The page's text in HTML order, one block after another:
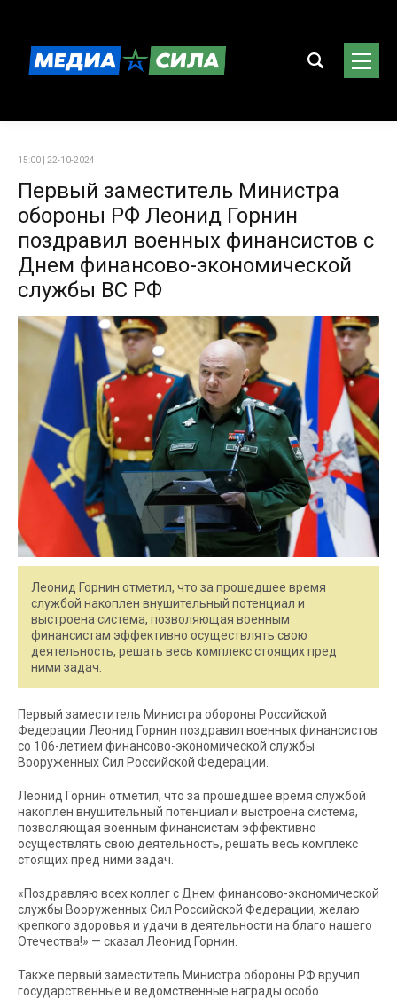
15:00 | 22-10-2024
Первый заместитель Министра
обороны РФ Леонид Горнин
поздравил военных финансистов с
Днем финансово-экономической
службы ВС РФ
Леонид Горнин отметил, что за прошедшее время
службой накоплен внушительный потенциал и
выстроена система, позволяющая военным
финансистам эффективно осуществлять свою
деятельность, решать весь комплекс стоящих пред
ними задач.
Первый заместитель Министра обороны Российской
Федерации Леонид Горнин поздравил военных финансистов
со 106-летием финансово-экономической службы
Вооруженных Сил Российской Федерации.
Леонид Горнин отметил, что за прошедшее время службой
накоплен внушительный потенциал и выстроена система,
позволяющая военным финансистам эффективно
осуществлять свою деятельность, решать весь комплекс
стоящих пред ними задач.
«Поздравляю всех коллег с Днем финансово-экономической
службы Вооруженных Сил Российской Федерации, желаю
крепкого здоровья и удачи в деятельности на благо нашего
Отечества!» — сказал Леонид Горнин.
Также первый заместитель Министра обороны РФ вручил
государственные и ведомственные награды особо